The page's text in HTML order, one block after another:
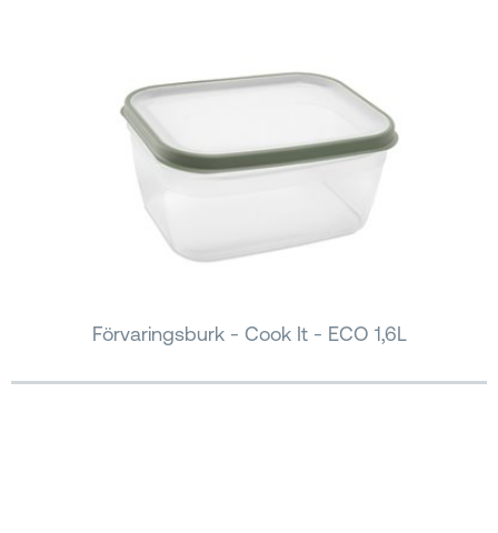
Förvaringsburk - Cook It - ECO 1,6L